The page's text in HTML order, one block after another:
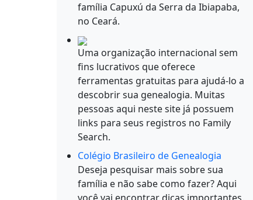
família Capuxú da Serra da Ibiapaba,
no Ceará.
Uma organização internacional sem
fins lucrativos que oferece
ferramentas gratuitas para ajudá-lo a
descobrir sua genealogia. Muitas
pessoas aqui neste site já possuem
links para seus registros no Family
Search.
Colégio Brasileiro de Genealogia
Deseja pesquisar mais sobre sua
família e não sabe como fazer? Aqui